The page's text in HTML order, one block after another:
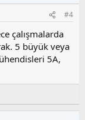
#4
çalışmalarda
5 büyük veya
5A,